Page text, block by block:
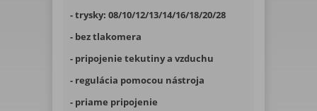
- trysky: 08/10/12/13/14/16/18/20/28
- bez tlakomera
- pripojenie tekutiny a vzduchu
- regulácia pomocou nástroja
- priame pripojenie